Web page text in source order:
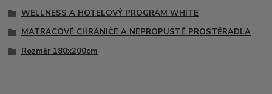
WELLNESS A HOTELOVÝ PROGRAM WHITE
MATRACOVÉ CHRÁNIČE A NEPROPUSTÉ PROSTĚRADLA
Rozměr 180x200cm